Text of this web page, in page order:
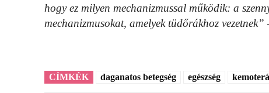
hogy ez milyen mechanizmussal működik: a
mechanizmusokat, amelyek tüdőrákhoz vezetnek”
CÍMKÉK daganatos betegség egészség